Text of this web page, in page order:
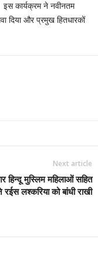
कार्यक्रम ने नवीनतम
दिया और प्रमुख हितधारकों
Next article
हिन्दू मुस्लिम महिलाओं सहित
रईस लश्करिया को बांधी राखी